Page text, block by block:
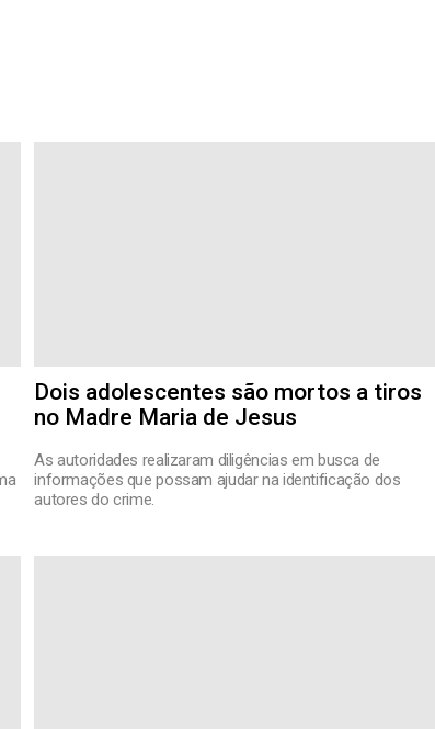
Dois adolescentes são mortos a tiros
no Madre Maria de Jesus
As autoridades realizaram diligências em busca de
informações que possam ajudar na identificação dos
autores do crime.